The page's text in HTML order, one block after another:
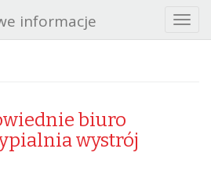
T
o
informacje
biuro
wystrój